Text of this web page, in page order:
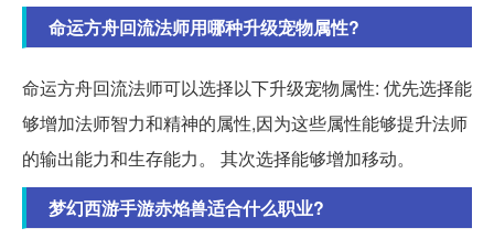
命运方舟回流法师用哪种升级宠物属性?
命运方舟回流法师可以选择以下升级宠物属性: 优先选择能
够增加法师智力和精神的属性,因为这些属性能够提升法师
的输出能力和生存能力。 其次选择能够增加移动。
梦幻西游手游赤焰兽适合什么职业?